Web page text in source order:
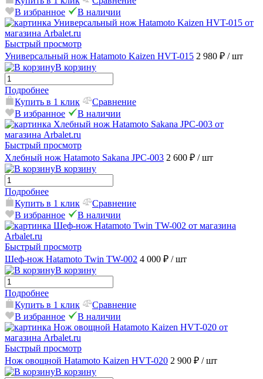
В избранное
В наличии
Быстрый просмотр
Универсальный нож Hatamoto Kaizen HVT-015 2 980 ₽ / шт
В корзину
Подробнее
Купить в 1 клик
Сравнение
В избранное
В наличии
Быстрый просмотр
Хлебный нож Hatamoto Sakana JPC-003 2 600 ₽ / шт
В корзину
Подробнее
Купить в 1 клик
Сравнение
В избранное
В наличии
Быстрый просмотр
Шеф-нож Hatamoto Twin TW-002 4 000 ₽ / шт
В корзину
Подробнее
Купить в 1 клик
Сравнение
В избранное
В наличии
Быстрый просмотр
Нож овощной Hatamoto Kaizen HVT-020 2 900 ₽ / шт
В корзину